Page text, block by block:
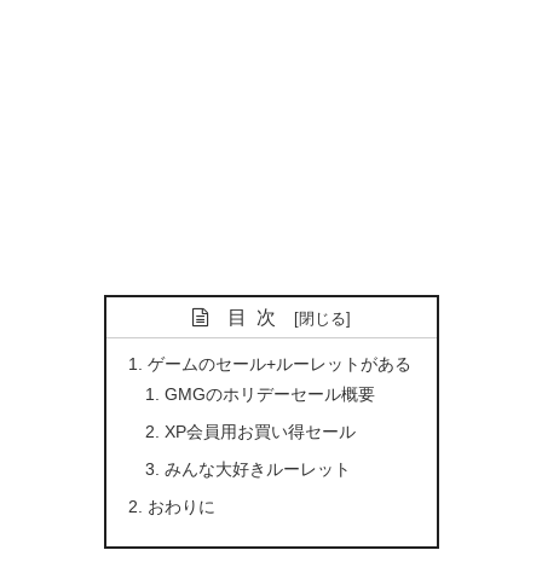
目次
ゲームのセール+ルーレットがある
GMGのホリデーセール概要
XP会員用お買い得セール
みんな大好きルーレット
おわりに